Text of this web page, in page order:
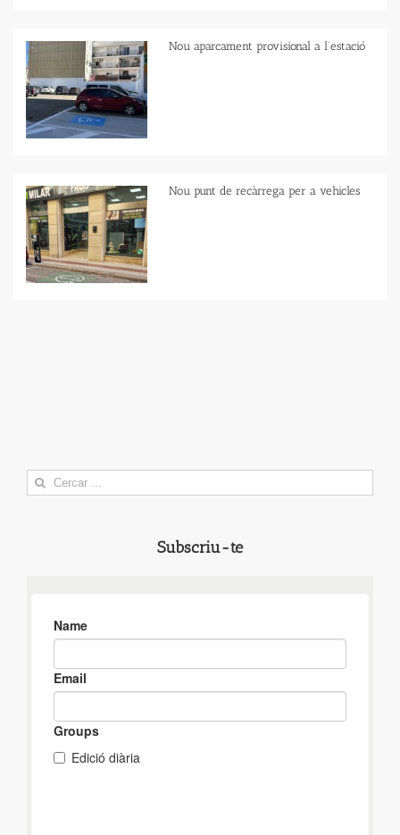
Nou aparcament provisional a l’estació
Nou punt de recàrrega per a vehicles
Search
for:
Subscriu-te